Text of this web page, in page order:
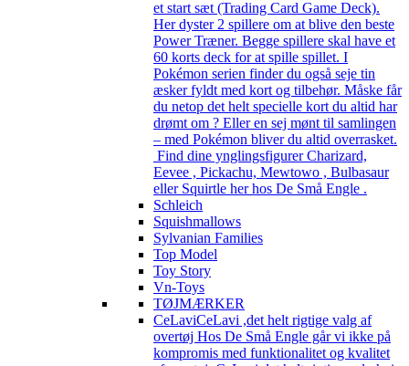
et start sæt (Trading Card Game Deck).
Her dyster 2 spillere om at blive den beste
Power Træner. Begge spillere skal have et
60 korts deck for at spille spillet. I
Pokémon serien finder du også seje tin
æsker fyldt med kort og tilbehør. Måske får
du netop det helt specielle kort du altid har
drømt om ? Eller en sej mønt til samlingen
– med Pokémon bliver du altid overrasket.
Find dine ynglingsfigurer Charizard,
Eevee , Pickachu, Mewtowo , Bulbasaur
eller Squirtle her hos De Små Engle .
Schleich
Squishmallows
Sylvanian Families
Top Model
Toy Story
Vn-Toys
TØJMÆRKER
CeLaviCeLavi ,det helt rigtige valg af
overtøj Hos De Små Engle går vi ikke på
kompromis med funktionalitet og kvalitet